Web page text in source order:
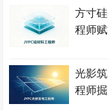
方寸
程师
光影
程师